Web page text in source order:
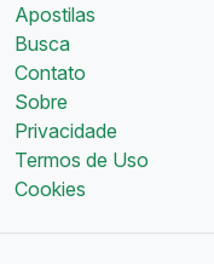
Apostilas
Busca
Contato
Sobre
Privacidade
Termos de Uso
Cookies